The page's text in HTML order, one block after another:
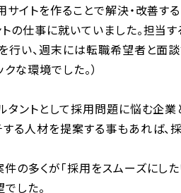
サイトを作ることで解決・改善す
の仕事に就いていました。担当
行い、週末には転職希望者と面談
な環境でした。）
タントとして採用問題に悩む企
る人材を提案する事もあれば、
の多くが「採用をスムーズにし
した。